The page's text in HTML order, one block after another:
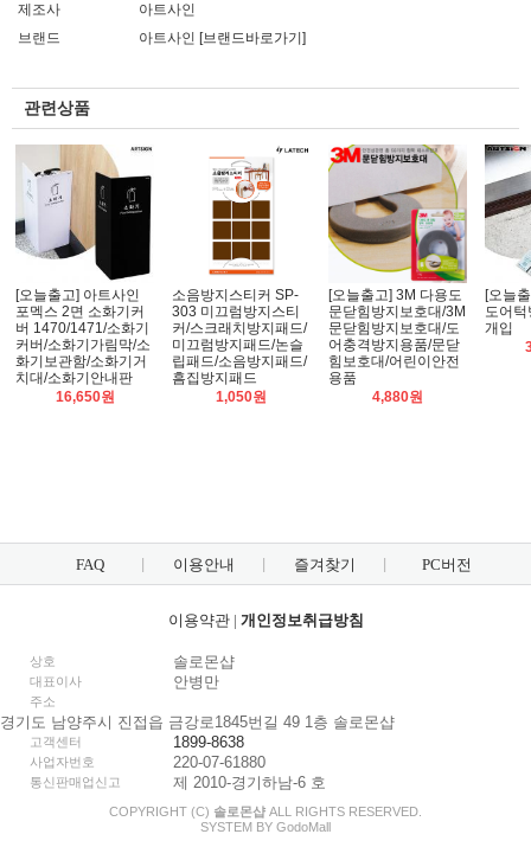
제조사
아트사인
브랜드
아트사인 [브랜드바로가기]
관련상품
[오늘출고] 아트사인
포멕스 2면 소화기커
버 1470/1471/소화기
커버/소화기가림막/소
화기보관함/소화기거
치대/소화기안내판
16,650원
소음방지스티커 SP-
303 미끄럼방지스티
커/스크래치방지패드/
미끄럼방지패드/논슬
립패드/소음방지패드/
흠집방지패드
1,050원
[오늘출고] 3M 다용도
문닫힘방지보호대/3M
문닫힘방지보호대/도
어충격방지용품/문닫
힘보호대/어린이안전
용품
4,880원
[오늘
도어
개입
FAQ 이용안내 즐겨찾기 PC버전
이용약관| 개인정보취급방침
상호 솔로몬샵
대표이사 안병만
주소
경기도 남양주시 진접읍 금강로1845번길 49 1층 솔로몬샵
고객센터 1899-8638
사업자번호 220-07-61880
통신판매업신고 제 2010-경기하남-6 호
COPYRIGHT (C) 솔로몬샵 ALL RIGHTS RESERVED.
SYSTEM BY GodoMall